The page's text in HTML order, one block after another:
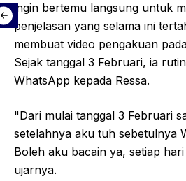
ingin bertemu langsung untuk
penjelasan yang selama ini
membuat video pengakuan
Sejak tanggal 3 Februari, ia
WhatsApp kepada Ressa.
"Dari mulai tanggal 3 Februari
setelahnya aku tuh sebetulnya
Boleh aku bacain ya, setiap
ujarnya.